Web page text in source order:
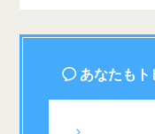
あなたも